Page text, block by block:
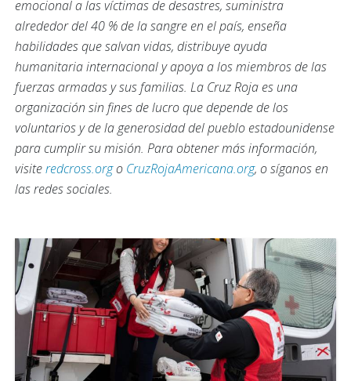
emocional a las víctimas de desastres, suministra
alrededor del 40 % de la sangre en el país, enseña
habilidades que salvan vidas, distribuye ayuda
humanitaria internacional y apoya a los miembros de las
fuerzas armadas y sus familias. La Cruz Roja es una
organización sin fines de lucro que depende de los
voluntarios y de la generosidad del pueblo estadounidense
para cumplir su misión. Para obtener más información,
visiteredcross.orgo CruzRojaAmericana.org, o síganos en
las redes sociales.